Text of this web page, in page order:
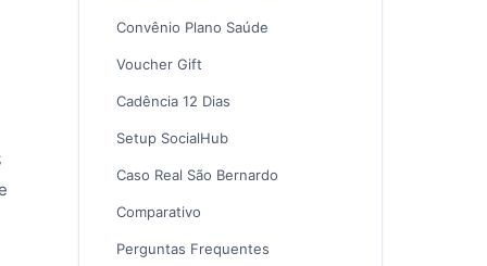
Convênio Plano Saúde
Voucher Gift
Cadência 12 Dias
Setup SocialHub
Caso Real São Bernardo
Comparativo
Perguntas Frequentes